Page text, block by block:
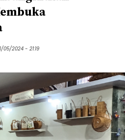
05/2024 - 21:19